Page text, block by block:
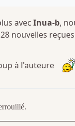
avec Inua-b,
nouvelles reçues
à l'auteure